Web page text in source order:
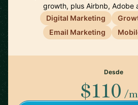
growth, plus Airbnb, Adobe
Digital Marketing
Email Marketing
Desde
$110 /